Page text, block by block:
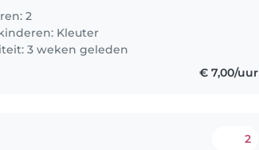
Ondanks de uitdagingen..
2
Kleuter
3 weken geleden
€ 7,00/uur
2